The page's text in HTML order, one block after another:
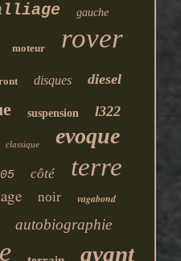
gauche
moteur rover
disques diesel
suspension l322
classique evoque
côté terre
noir vagabond
autobiographie
avant